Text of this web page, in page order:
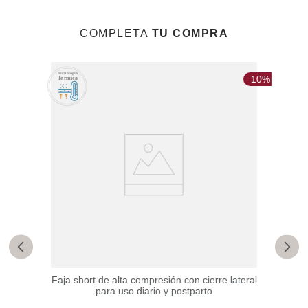
COMPLETA TU COMPRA
10%
Faja short de alta compresión con cierre lateral
para uso diario y postparto